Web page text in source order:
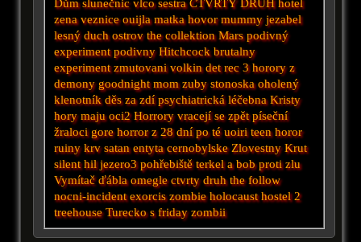
Dům slunečnic vlco sestra ČTVRTÝ DRUH hotel
zena veznice ouijla matka hovor mummy jezabel
lesný duch ostrov the collektion Mars podivný
experiment podivny Hitchcock brutalny
experiment zmutovani volkin det rec 3 horory z
demony goodnight mom zuby stonoska oholený
klenotník děs za zdí psychiatrická léčebna Kristy
hory maju oci2 Horrory vracejí se zpět píseční
žraloci gore horror z 28 dní po té uoiri teen horor
ruiny krv satan entyta cernobylske Zlovestny Krut
silent hil jezero3 pohřebiště terkel a bob proti zlu
Vymítač ďábla omegle ctvrty druh the follow
nocni-incident exorcis zombie holocaust hostel 2
treehouse Turecko s friday zombii